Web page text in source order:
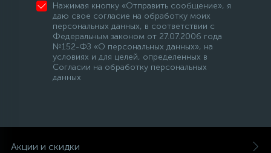
Нажимая кнопку «Отправить сообщение», я
даю свое согласие на обработку моих
персональных данных, в соответствии с
Федеральным законом от 27.07.2006 года
№152-ФЗ «О персональных данных», на
условиях и для целей, определенных в
Согласии на обработку персональных
данных
Акции и скидки